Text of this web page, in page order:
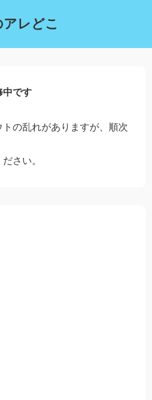
アレどこ
中です
の乱れがありますが、順次
さい。